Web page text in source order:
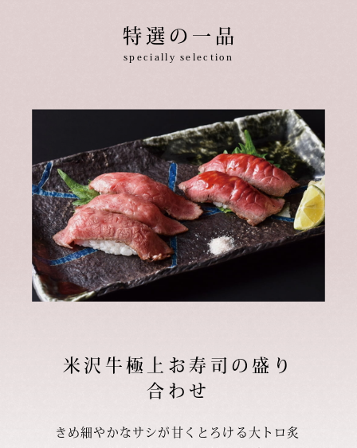
特選の一品
specially selection
米沢牛極上お寿司の盛り
合わせ
きめ細やかなサシが甘くとろける大トロ炙